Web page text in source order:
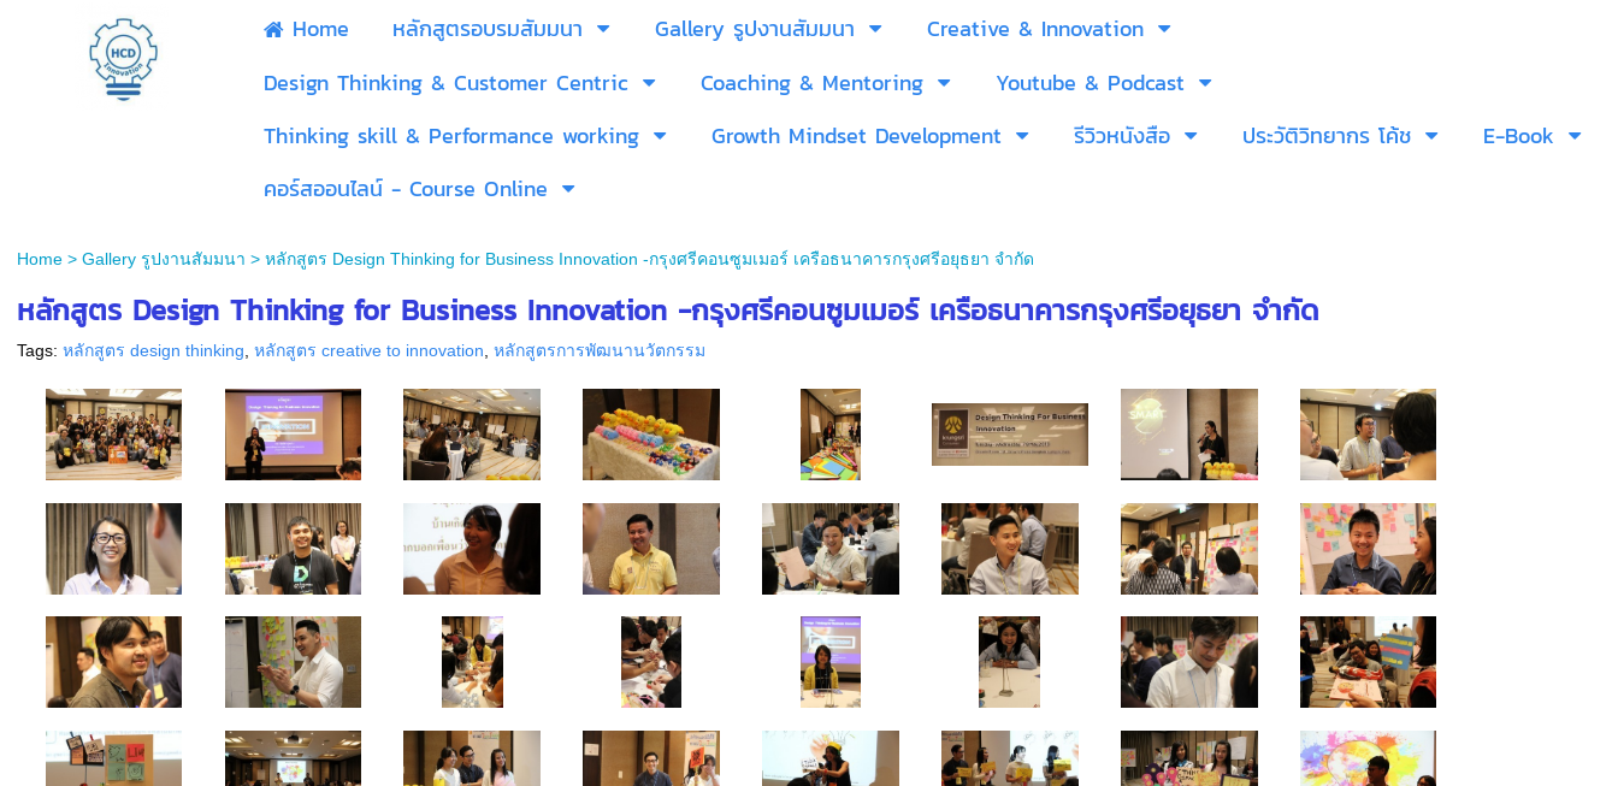
Home หลักสูตรอบรมสัมมนา Gallery รูปงานสัมมนา
Creative & Innovation
Design Thinking & Customer Centric
Coaching & Mentoring
Youtube & Podcast
Thinking skill & Performance working
Growth Mindset Development รีวิวหนังสือ ประวัติวิทยากร โค้ช
E-Book
คอร์สออนไลน์ - Course Online
Home> Gallery รูปงานสัมมนา > หลักสูตร Design Thinking for Business Innovation -กรุงศรีคอนซูมเมอร์ เครือธนาคารกรุงศรีอยุธยา จำกัด
หลักสูตร Design Thinking for Business Innovation -กรุงศรีคอนซูมเมอร์ เครือธนาคารกรุงศรีอยุธยา จำกัด
Tags: หลักสูตร design thinking หลักสูตร creative to innovation หลักสูตรการพัฒนานวัตกรรม